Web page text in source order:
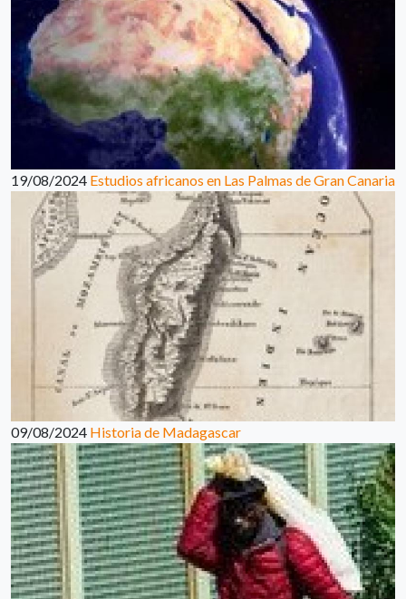
19/08/2024 Estudios africanos en Las Palmas de Gran Canaria
09/08/2024 Historia de Madagascar